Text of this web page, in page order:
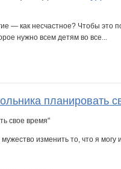
— как несчастное? Чтобы это
нужно всем детям во все...
планировать
изменить то, что я могу